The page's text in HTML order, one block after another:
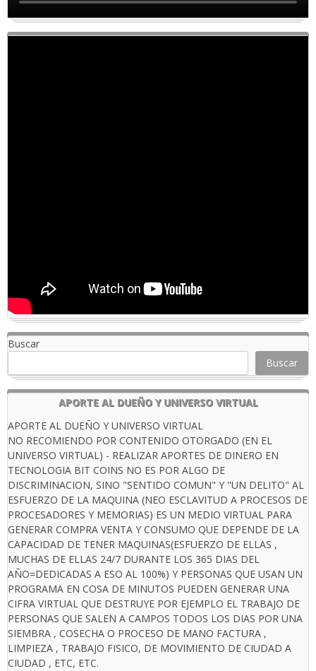
Buscar
Buscar
APORTE AL DUEÑO Y UNIVERSO VIRTUAL
APORTE AL DUEÑO Y UNIVERSO VIRTUAL
NO RECOMIENDO POR CONTENIDO OTORGADO (EN EL
UNIVERSO VIRTUAL) - REALIZAR APORTES DE DINERO EN
TECNOLOGIA BIT COINS NO ES POR ALGO DE
DISCRIMINACION, SINO "SENTIDO COMUN" Y "UN DELITO" AL
ESFUERZO DE LA MAQUINA (NEO ESCLAVITUD A PROCESOS DE
PROCESADORES Y MEMORIAS) ES UN MEDIO VIRTUAL PARA
GENERAR COMPRA VENTA Y CONSUMO QUE DEPENDE DE LA
CAPACIDAD DE TENER MAQUINAS(ESFUERZO DE ELLAS ,
MUCHAS DE ELLAS 24/7 DURANTE LOS 365 DIAS DEL
AÑO=DEDICADAS A ESO AL 100%) Y PERSONAS QUE USAN UN
PROGRAMA EN COSA DE MINUTOS PUEDEN GENERAR UNA
CIFRA VIRTUAL QUE DESTRUYE POR EJEMPLO EL TRABAJO DE
PERSONAS QUE SALEN A CAMPOS TODOS LOS DIAS POR UNA
SIEMBRA , COSECHA O PROCESO DE MANO FACTURA ,
LIMPIEZA , TRABAJO FISICO, DE MOVIMIENTO DE CIUDAD A
CIUDAD , ETC, ETC.